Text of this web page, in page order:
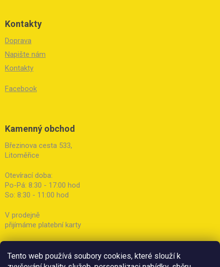
Tento web používá soubory cookies, které slouží k
Kontakty
Doprava
Napište nám
Kontakty
Facebook
Kamenný obchod
Březinova cesta 533,
Litoměřice
Otevírací doba:
Po-Pá: 8:30 - 17:00 hod
So: 8:30 - 11:00 hod
V prodejně
přijímáme platební karty